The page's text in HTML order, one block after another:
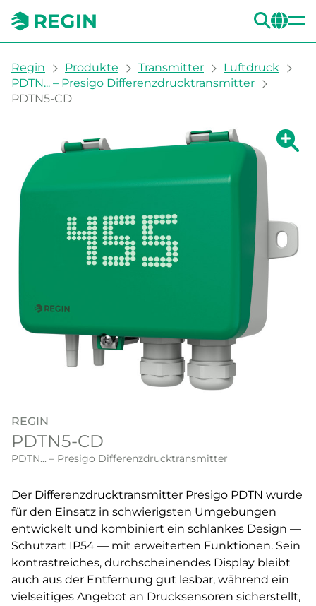
You are here:
Regin Produkte Transmitter
Luftdruck
PDTN... – Presigo Differenzdrucktransmitter
PDTN5-CD
Zeige
REGIN
PDTN5-CD
PDTN... – Presigo Differenzdrucktransmitter
Der Differenzdrucktransmitter Presigo PDTN wurde
für den Einsatz in schwierigsten Umgebungen
entwickelt und kombiniert ein schlankes Design —
Schutzart IP54 — mit erweiterten Funktionen. Sein
kontrastreiches, durchscheinendes Display bleibt
auch aus der Entfernung gut lesbar, während ein
vielseitiges Angebot an Drucksensoren sicherstellt,